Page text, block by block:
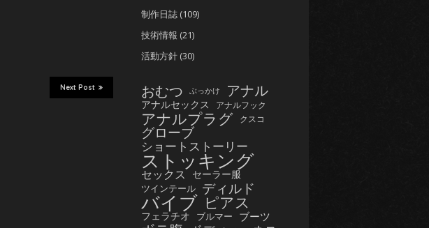
Next Post
制作日誌 (109)
技術情報 (21)
活動方針 (30)
おむつ ぶっかけ アナル
アナルセックス アナルフック
アナルプラグ クスコ
グローブ
ショートストーリー
ストッキング
セックス セーラー服
ツインテール ディルド
バイブ ピアス
フェラチオ ブルマー ブーツ